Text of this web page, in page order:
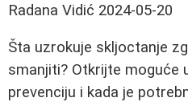
Radana Vidić 2024-05-20
Šta uzrokuje skljoctanje
smanjiti? Otkrijte moguće
prevenciju i kada je